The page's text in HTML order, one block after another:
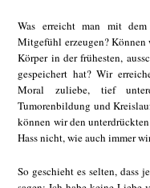
Was erreicht man mit
Mitgefühl erzeugen? Können
Körper in der frühesten,
gespeichert hat? Wir
Moral zuliebe, tief
Tumorenbildung und
können wir den
Hass nicht, wie auch immer
So geschieht es selten,